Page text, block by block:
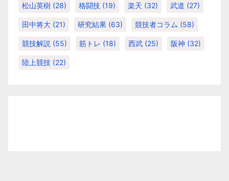
松山英樹 (28) 格闘技 (19) 楽天 (32) 武道 (27)
田中将大 (21) 研究結果 (63) 競技者コラム (58)
競技解説 (55) 筋トレ (18) 西武 (25) 阪神 (32)
陸上競技 (22)